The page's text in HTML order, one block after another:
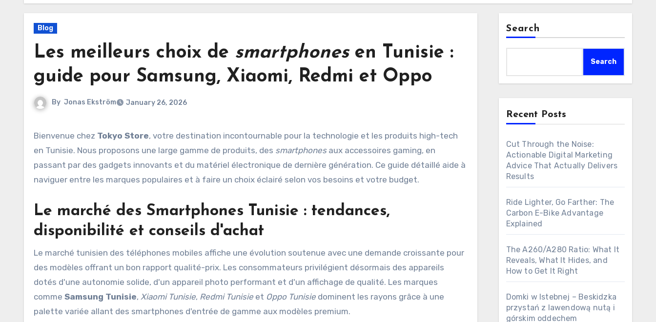
Blog
Les meilleurs choix de smartphonesen Tunisie :
guide pour Samsung, Xiaomi, Redmi et Oppo
By Jonas Ekström January 26, 2026
Bienvenue chez Tokyo Store, votre destination incontournable pour la technologie et les produits high-tech
en Tunisie. Nous proposons une large gamme de produits, des smartphonesaux accessoires gaming, en
passant par des gadgets innovants et du matériel électronique de dernière génération. Ce guide détaillé aide à
naviguer entre les marques populaires et à faire un choix éclairé selon vos besoins et votre budget.
Le marché des Smartphones Tunisie : tendances,
disponibilité et conseils d'achat
Le marché tunisien des téléphones mobiles affiche une évolution soutenue avec une demande croissante pour
des modèles offrant un bon rapport qualité-prix. Les consommateurs privilégient désormais des appareils
dotés d'une autonomie solide, d'un appareil photo performant et d'un affichage de qualité. Les marques
comme Samsung Tunisie, Xiaomi Tunisie, Redmi Tunisie et Oppo Tunisie dominent les rayons grâce à une
palette variée allant des smartphones d'entrée de gamme aux modèles premium.
Search
Search
Recent Posts
Cut Through the Noise:
Actionable Digital Marketing
Advice That Actually Delivers
Results
Ride Lighter, Go Farther: The
Carbon E-Bike Advantage
Explained
The A260/A280 Ratio: What It
Reveals, What It Hides, and
How to Get It Right
Domki w Istebnej – Beskidzka
przystań z lawendową nutą i
górskim oddechem